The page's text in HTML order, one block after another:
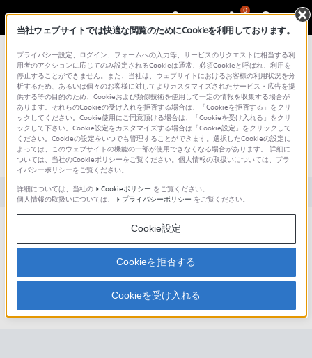
0
総合サポート・お問い合わせ
文書番号 : S1505017010725 / 最終更新日 : 2025/03/11
spモードを設定したらmopera Uは不要
になりますか？
対象製品カテゴリー・製品
当社ウェブサイトでは快適な閲覧のためにCookieを利用しております。
プライバシー設定、ログイン、フォームへの入力等、サービスのリクエストに相当する利
用者のアクションに応じてのみ設定されるCookieは通常、必須Cookieと呼ばれ、利用を
停止することができません。また、当社は、ウェブサイトにおけるお客様の利用状況を分
析するため、あるいは個々のお客様に対してよりカスタマイズされたサービス・広告を提
供する等の目的のため、Cookieおよび類似技術を使用して一定の情報を収集する場合が
あります。それらのCookieの受け入れを拒否する場合は、「Cookieを拒否する」をクリ
ックしてください。Cookie使用にご同意頂ける場合は、「Cookieを受け入れる」をクリ
ックして下さい。Cookie設定をカスタマイズする場合は「Cookie設定」をクリックして
ください。Cookieの設定をいつでも管理することができます。選択したCookieの設定に
よっては、このウェブサイトの機能の一部が使用できなくなる場合があります。 詳細に
ついては、当社のCookieポリシーをご覧ください。個人情報の取扱いについては、プラ
イバシーポリシーをご覧ください。
詳細については、当社の
Cookieポリシー をご覧ください。
個人情報の取扱いについては、
プライバシーポリシー をご覧ください。
Cookie設定
Cookieを拒否する
Cookieを受け入れる